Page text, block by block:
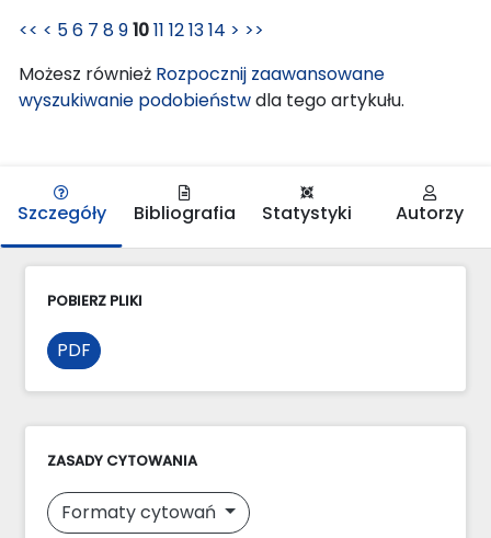
<< < 56 7 891011 121314 > >>
Możesz również Rozpocznij zaawansowane
wyszukiwanie podobieństwdla tego artykułu.
Szczegóły Bibliografia Statystyki Autorzy
POBIERZ PLIKI
PDF
ZASADY CYTOWANIA
Formaty cytowań